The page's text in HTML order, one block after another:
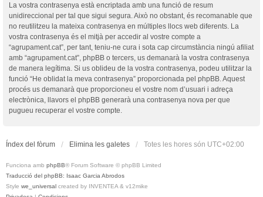
La vostra contrasenya està encriptada amb una funció de resum
unidireccional per tal que sigui segura. Això no obstant, és recomanable que
no reutilitzeu la mateixa contrasenya en múltiples llocs web diferents. La
vostra contrasenya és el mitjà per accedir al vostre compte a
“agrupament.cat”, per tant, teniu-ne cura i sota cap circumstància ningú afiliat
amb “agrupament.cat”, phpBB o tercers, us demanarà la vostra contrasenya
de manera legítima. Si us oblideu de la vostra contrasenya, podeu utilitzar la
funció “He oblidat la meva contrasenya” proporcionada pel phpBB. Aquest
procés us demanarà que proporcioneu el vostre nom d’usuari i adreça
electrònica, llavors el phpBB generarà una contrasenya nova per que
pugueu recuperar el vostre compte.
Índex del fòrum Elimina les galetes Totes les hores són UTC+02:00
Funciona amb phpBB® Forum Software © phpBB Limited
Traducció del phpBB: Isaac Garcia Abrodos
Style we_universal created by INVENTEA & v12mike